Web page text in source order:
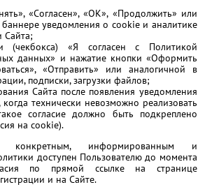
«Согласен», «OK», «Продолжить» или
уведомления о cookie и аналитике
Сайта;
(чекбокса) «Я согласен с Политикой
данных» и нажатие кнопки «Оформить
«Отправить» или аналогичной в
подписки, загрузки файлов;
Сайта после появления уведомления
технически невозможно реализовать
согласие должно быть подкреплено
на cookie).
конкретным, информированным и
доступен Пользователю до момента
по прямой ссылке на странице
и на Сайте.